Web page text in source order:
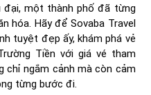
đại, một thành phố đã từng
hóa. Hãy để Sovaba Travel
tuyệt đẹp ấy, khám phá vẻ
Tiền với giá vé tham
chỉ ngắm cảnh mà còn cảm
từng bước đi.